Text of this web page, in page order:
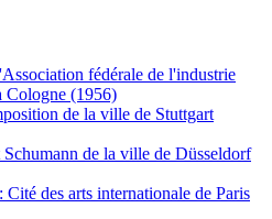
fédérale de l'industrie
Cologne (1956)
de la ville de Stuttgart
de la ville de Düsseldorf
Cité des arts internationale de Paris